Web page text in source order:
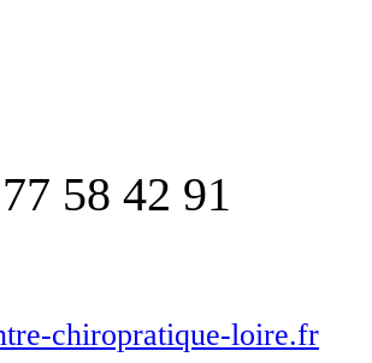
58 42 91
chiropratique-loire.fr